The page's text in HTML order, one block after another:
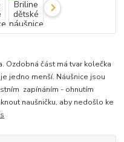
Ozdobná část má tvar kolečka
jedno menší. Náušnice jsou
zapínáním - ohnutím
naušničku, aby nedošlo ke